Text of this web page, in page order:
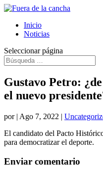
Inicio
Noticias
Seleccionar página
Gustavo Petro:
el nuevo
por | Ago 7, 2022 |
El candidato del Pacto
para democratizar el deporte.
Enviar comentario